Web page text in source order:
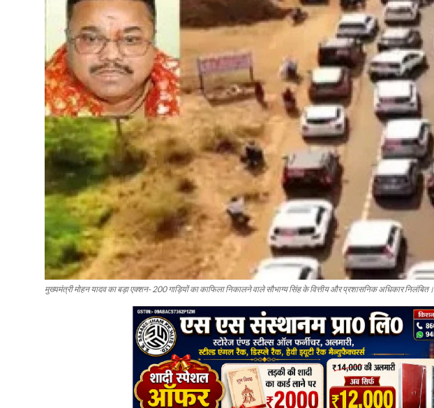
मुख्यमंत्री मोहन यादव का बड़ा एक्शन- 200 गाड़ियों का काफिला निकालने वाले सौभाग्य सिंह के वित्तीय और प्रशासनिक अधिकार निलंबित।